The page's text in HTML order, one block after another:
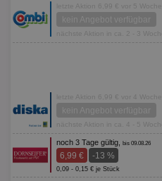
letzte Aktion 6,99 € vor 5 Wochen
kein Angebot verfügbar
nächste Aktion in ca. 2 - 3
letzte Aktion 6,99 € vor 4 Wochen
kein Angebot verfügbar
nächste Aktion in ca. 4 - 5
noch 3 Tage gültig, bis 09.08.26
6,99 € -13 %
0,09 - 0,15 € je Stück